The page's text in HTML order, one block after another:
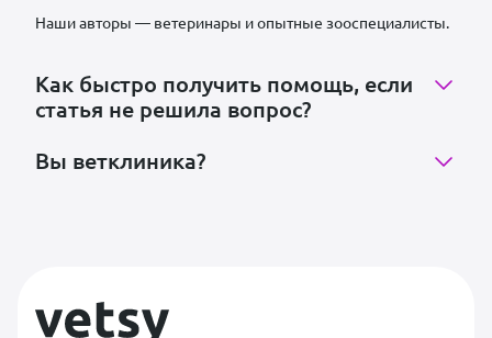
Наши авторы — ветеринары и опытные зооспециалисты.
Как быстро получить помощь, если
статья не решила вопрос?
Вы ветклиника?